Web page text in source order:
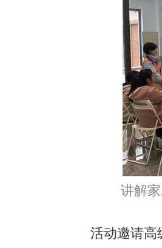
讲解家
活动邀请高级